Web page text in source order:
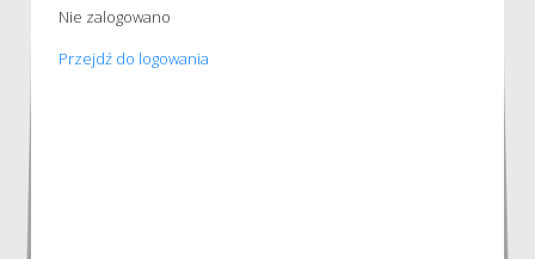
Nie zalogowano
Przejdź do logowania